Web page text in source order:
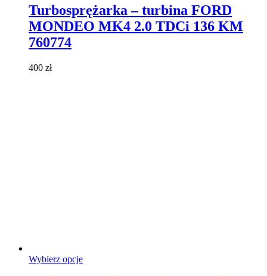
ma
wiele
wariantów.
Turbosprężarka – turbina FORD
MONDEO MK4 2.0 TDCi 136 KM
760774
400 zł
Wybierz opcjeTen